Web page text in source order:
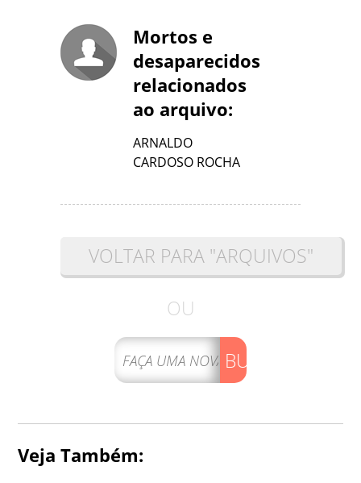
Mortos e
desaparecidos
relacionados
ao arquivo:
ARNALDO
CARDOSO ROCHA
VOLTAR PARA "ARQUIVOS"
OU
BUSCAR
Veja Também: